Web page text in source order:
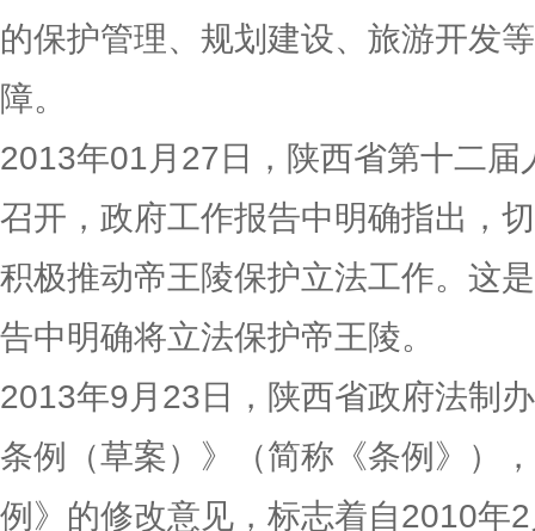
的保护管理、规划建设、旅游开发
障。
2013年01月27日，陕西省第十二届
召开，政府工作报告中明确指出，
积极推动帝王陵保护立法工作。这
告中明确将立法保护帝王陵。
2013年9月23日，陕西省政府法制
条例（草案）》（简称《条例》）
例》的修改意见，标志着自2010年